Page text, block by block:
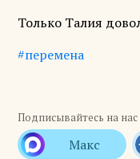
Только Талия
#перемена
Подписывайтесь на нас